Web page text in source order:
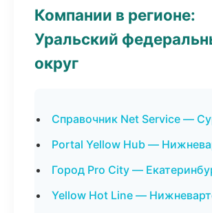
Компании в регионе:
Уральский
округ
Справочник Net Service —
Portal Yellow Hub —
Город Pro City —
Yellow Hot Line —